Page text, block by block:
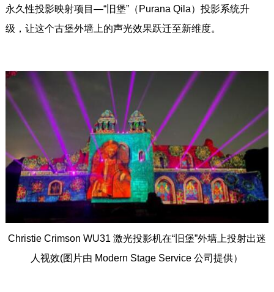
永久性投影映射项目—“旧堡”（Purana Qila）投影系统升
级，让这个古堡外墙上的声光效果跃迁至新维度。
Christie Crimson WU31 激光投影机在“旧堡”外墙上投射出迷
人视效(图片由 Modern Stage Service 公司提供）